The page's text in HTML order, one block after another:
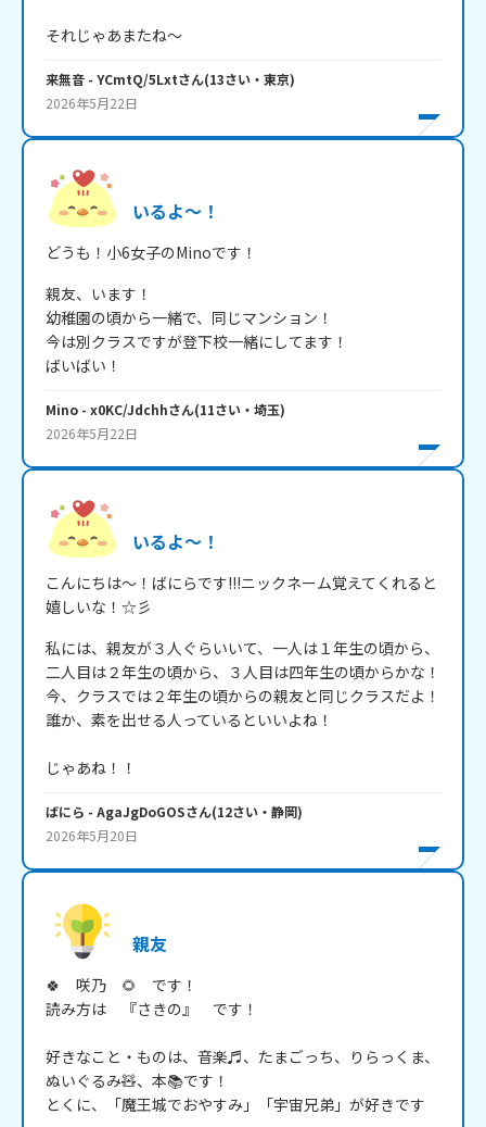
それじゃあまたね～
来無音 - YCmtQ/5Lxtさん(13さい・ 東京)
2026年5月22日
いるよ～！
どうも！小6女子のMinoです！
親友、います！
幼稚園の頃から一緒で、同じマンション！
今は別クラスですが登下校一緒にしてます！
ばいばい！
Mino - x0KC/Jdchhさん(11さい・ 埼玉)
2026年5月22日
いるよ～！
こんにちは～！ばにらです!!!ニックネーム覚えてくれると
嬉しいな！☆彡
私には、親友が３人ぐらいいて、一人は１年生の頃から、
二人目は２年生の頃から、３人目は四年生の頃からかな！
今、クラスでは２年生の頃からの親友と同じクラスだよ！
誰か、素を出せる人っているといいよね！
じゃあね！！
ばにら - AgaJgDoGOSさん(12さい・ 静岡)
2026年5月20日
親友
🍀　咲乃　🌻　です！
読み方は　『さきの』　です！
好きなこと・ものは、音楽♬、たまごっち、りらっくま、
ぬいぐるみ🧸、本📚️です！
とくに、「魔王城でおやすみ」「宇宙兄弟」が好きです